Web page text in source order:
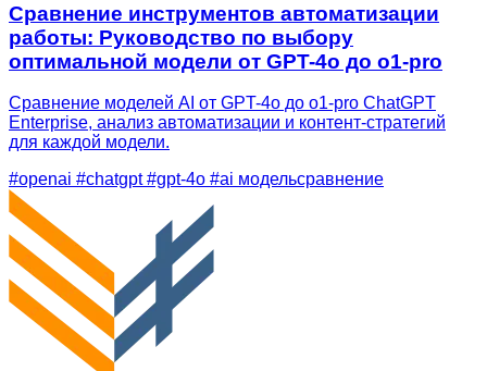
Сравнение инструментов автоматизации
работы: Руководство по выбору
оптимальной модели от GPT-4o до o1-pro
Сравнение моделей AI от GPT-4o до o1-pro ChatGPT
Enterprise, анализ автоматизации и контент-стратегий
для каждой модели.
#openai #chatgpt#gpt-4o #ai модельсравнение